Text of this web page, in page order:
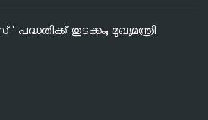
തുടക്കം; മുഖ്യമന്ത്രി